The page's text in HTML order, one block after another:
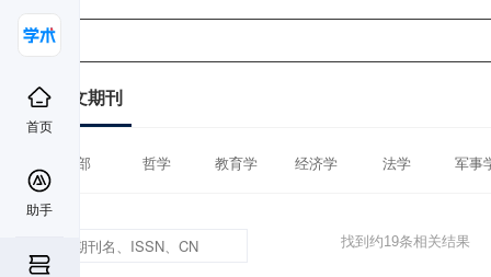
首页
助手
中文期刊
全部 哲学 教育学 经济学 法学 军事
找到约19条相关结果